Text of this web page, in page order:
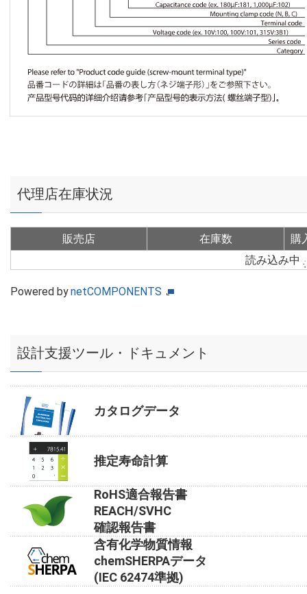
代理店在庫状況
販売店 在庫数
購
読み込み中
Powered bynetCOMPONENTS
設計支援ツール・ドキュメント
カタログデータ
推定寿命計算
RoHS適合報告書
REACH/SVHC
確認報告書
含有化学物質情報
chemSHERPAデータ
(IEC 62474準拠)